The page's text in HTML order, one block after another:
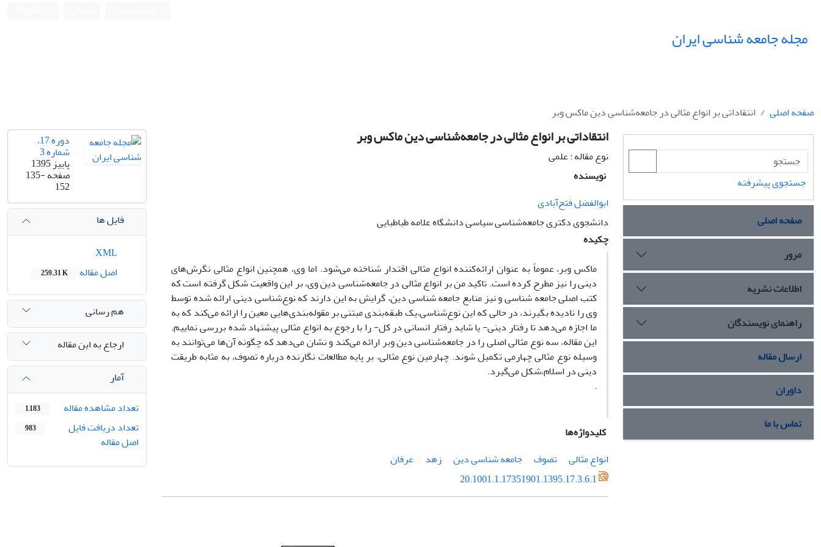
مجله جامعه شناسی ایران
صفحه اصلی انتقاداتی بر انواع مثالی در جامعه‌شناسی دین ماکس وبر
انتقاداتی بر انواع مثالی در جامعه‌شناسی دین ماکس وبر
نوع مقاله : علمی
نویسنده
ابوالفضل فتح‌آبادی
دانشجوی دکتری جامعه‌شناسی سیاسی دانشگاه علامه طباطبایی
چکیده
ماکس وبر، عموماً به عنوان ارائه‌کننده انواع مثالی اقتدار شناخته می‌شود. اما وی، همچنین انواع مثالی نگرش‌­­های
دینی را نیز مطرح کرده است. تاکید من بر انواع مثالی در جامعه­­­­­‌شناسی دین وی، بر این واقعیت شکل گرفته است که
کتب اصلی جامعه‌­­ شناسی و نیز منابع جامعه ‌شناسی دین، گرایش به این دارند که نوع‌شناسی دینی ارائه شده توسط
وی را نادیده بگیرند، در حالی که این نوع­‌شناسی،یک طبقه‌بندی مبتنی بر مقوله‌بندی‌هایی معین را ارائه می‌کند که به
ما اجازه می‌دهد تا رفتار دینی- یا شاید رفتار انسانی در کل- را با رجوع به انواع مثالی پیشنهاد ‌شده بررسی نماییم.
این مقاله،­ سه نوع مثالی اصلی را در جامعه‌شناسی دین وبر ارائه می‌کند و نشان می‌دهد که چگونه آن‌ها می‌توانند به
وسیله نوع مثالی چهارمی تکمیل شوند. چهارمین نوع مثالی، بر پایه مطالعات نگارنده درباره تصوف، به مثابه طریقت
دینی در اسلام،شکل می‌گیرد.
.
کلیدواژه‌ها
انواع مثالی
تصوف جامعه ‌شنا­­­­­­سی دین زهد
عرفان
20.1001.1.17351901.1395.17.3.6.1
دوره 17،
شماره 3
پاییز 1395
صفحه135-
152
فایل ها
اصل مقاله
259.31 K
هم رسانی
ارجاع به این مقاله
آمار
تعداد مشاهده مقاله
1,183
تعداد دریافت فایل
اصل مقاله
983
جستجوی پیشرفته
صفحه اصلی
مرور
اطلاعات نشریه
راهنمای نویسندگان
ارسال مقاله
داوران
تماس با ما